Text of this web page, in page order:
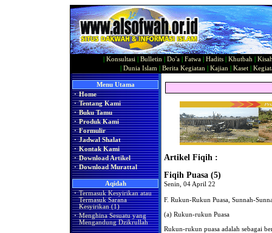
Konsultasi Bulletin Do'a Fatwa Hadits Khutbah
Dunia Islam Berita Kegiatan Kajian Kaset|
Menu Utama
· Home
· Tentang Kami
· Buku Tamu
· Produk Kami
· Formulir
· Jadwal Shalat
· Kontak Kami
· Download Artikel
· Download Murattal
Aqidah
· Termasuk Kesyirikan atau
Termasuk Sarana
Kesyirikan (1)
· Menghina Sesuatu yang
Mengandung Dzikrullah
Artikel Fiqih :
Fiqih Puasa (5)
Senin, 04 April 22
F. Rukun-Rukun Puasa, Sunnah-
(a) Rukun-rukun Puasa
Rukun-rukun puasa adalah sebagai